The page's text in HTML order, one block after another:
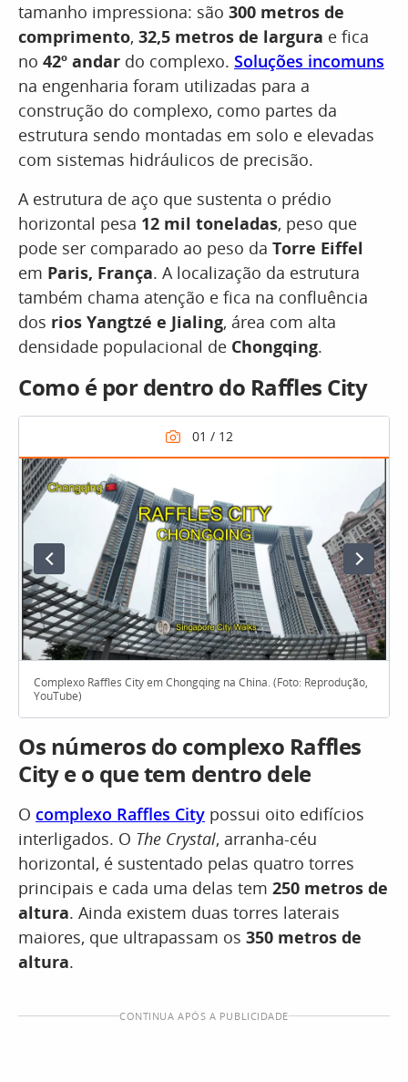
tamanho impressiona: são 300 metros de
comprimento, 32,5 metros de largura e fica
no 42º andar do complexo. Soluções incomuns
na engenharia foram utilizadas para a
construção do complexo, como partes da
estrutura sendo montadas em solo e elevadas
com sistemas hidráulicos de precisão.
A estrutura de aço que sustenta o prédio
horizontal pesa 12 mil toneladas, peso que
pode ser comparado ao peso da Torre Eiffel
em Paris, França. A localização da estrutura
também chama atenção e fica na confluência
dos rios Yangtzé e Jialing, área com alta
densidade populacional de Chongqing.
Como é por dentro do Raffles City
Complexo Raffles City em Chongqing na China. (Foto: Reprodução,
YouTube)
Os números do complexo Raffles
City e o que tem dentro dele
O complexo Raffles City possui oito edifícios
interligados. O The Crystal, arranha-céu
horizontal, é sustentado pelas quatro torres
principais e cada uma delas tem 250 metros de
altura. Ainda existem duas torres laterais
maiores, que ultrapassam os 350 metros de
altura.
CONTINUA APÓS A PUBLICIDADE